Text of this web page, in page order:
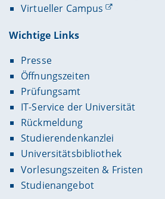
Virtueller Campus
Wichtige Links
Presse
Öffnungszeiten
Prüfungsamt
IT-Service der Universität
Rückmeldung
Studierendenkanzlei
Universitätsbibliothek
Vorlesungszeiten & Fristen
Studienangebot